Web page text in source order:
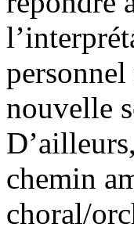
nouvelle
chemin
choral/